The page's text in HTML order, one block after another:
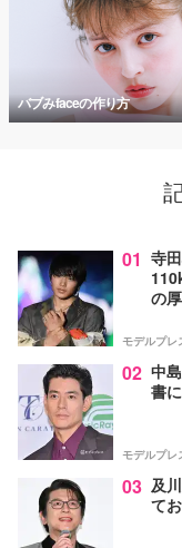
バブみfaceの作り方
01 寺
の
モデルプレ
02 中
書
モデルプレ
03 及
て